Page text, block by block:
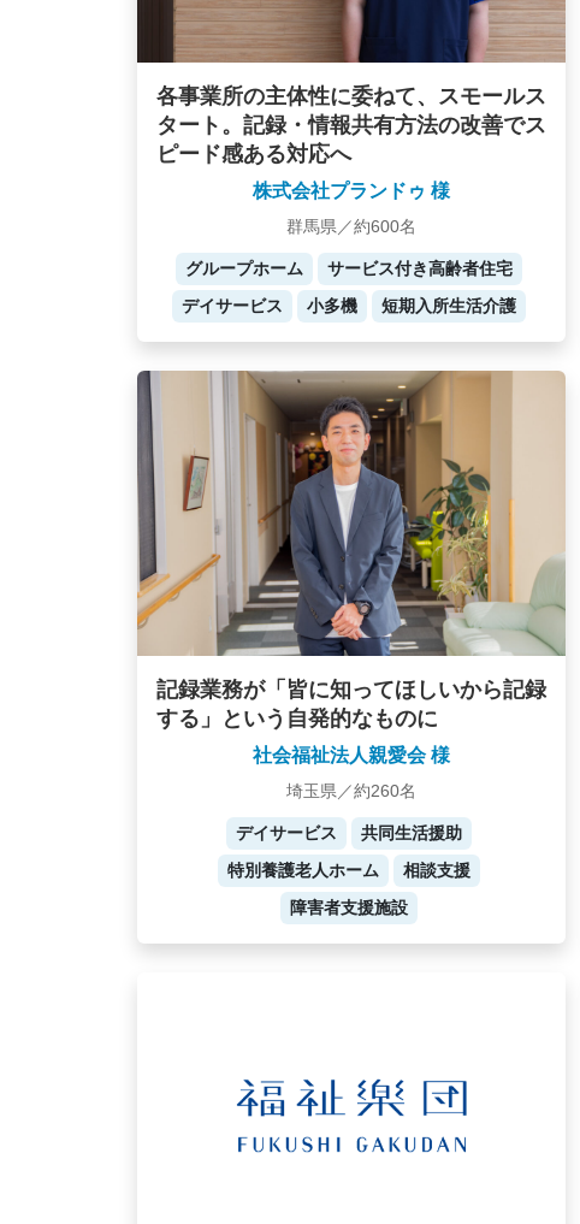
各事業所の主体性に委ねて、スモールス
タート。記録・情報共有方法の改善でス
ピード感ある対応へ
株式会社プランドゥ 様
群馬県／約600名
グループホーム
サービス付き高齢者住宅
デイサービス
小多機 短期入所生活介護
記録業務が「皆に知ってほしいから記録
する」という自発的なものに
社会福祉法人親愛会 様
埼玉県／約260名
デイサービス
共同生活援助
特別養護老人ホーム
相談支援
障害者支援施設